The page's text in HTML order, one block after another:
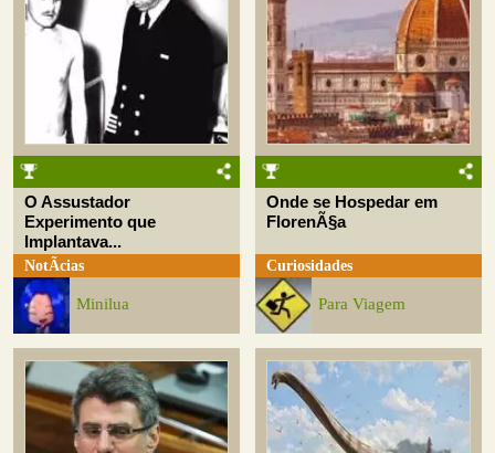
O Assustador
Experimento que
Implantava...
NotÃ­cias
Minilua
Onde se Hospedar em
FlorenÃ§a
Curiosidades
Para Viagem